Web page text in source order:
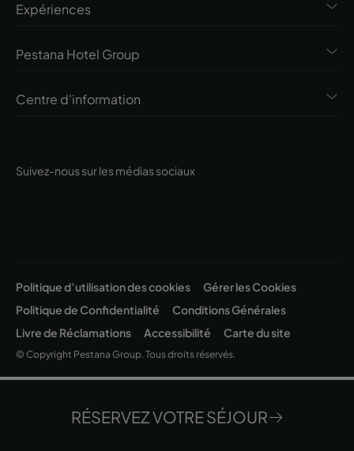
RÉSERVEZ VOTRE SÉJOUR
Suivez-nous sur les médias sociaux
Expériences
Pestana Hotel Group
Centre d'information
Politique d’utilisation des cookies
Gérer les Cookies
Politique de Confidentialité
Conditions Générales
Livre de Réclamations
Accessibilité Carte du site
© Copyright Pestana Group. Tous droits réservés.
152 • Alvará Nº 163/1962